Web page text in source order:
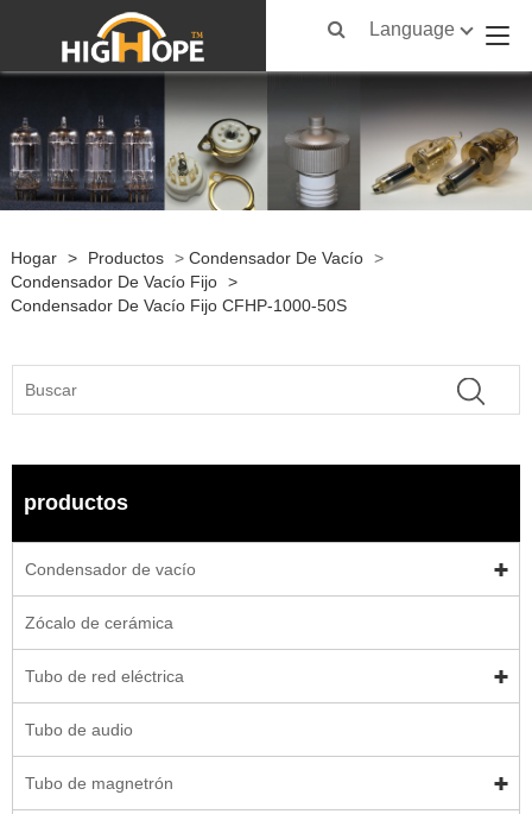
Language
Hogar > Productos > Condensador De Vacío >
Condensador De Vacío Fijo >
Condensador De Vacío Fijo CFHP-1000-50S
productos
Condensador de vacío
Zócalo de cerámica
Tubo de red eléctrica
Tubo de audio
Tubo de magnetrón